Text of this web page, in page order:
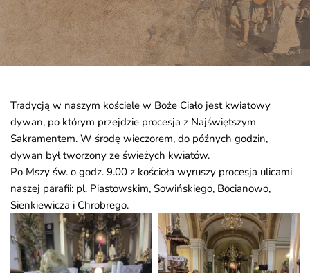
Tradycją w naszym kościele w Boże Ciało jest kwiatowy
dywan, po którym przejdzie procesja z Najświętszym
Sakramentem. W środę wieczorem, do późnych godzin,
dywan był tworzony ze świeżych kwiatów.
Po Mszy św. o godz. 9.00 z kościoła wyruszy procesja ulicami
naszej parafii: pl. Piastowskim, Sowińskiego, Bocianowo,
Sienkiewicza i Chrobrego.